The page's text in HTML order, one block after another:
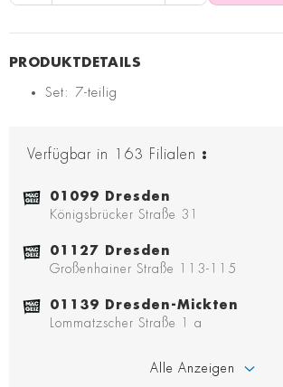
Set: 7-teilig
Verfügbar in 163 Filialen :
01099 Dresden
Königsbrücker Straße 31
01127 Dresden
Großenhainer Straße 113-115
01139 Dresden-Mickten
Lommatzscher Straße 1 a
Alle Anzeigen